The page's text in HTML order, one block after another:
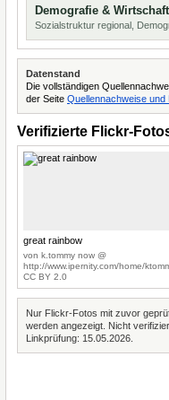
Demografie & Wirtschaft
Sozialstruktur regional,
Datenstand
Die vollständigen
der Seite Quellennachweise und
Verifizierte Flickr-
great rainbow
von k.tommy now @
http://www.ipernity.com/home/
CC BY 2.0
Nur Flickr-Fotos mit zuvor
werden angezeigt. Nicht
Linkprüfung: 15.05.2026.